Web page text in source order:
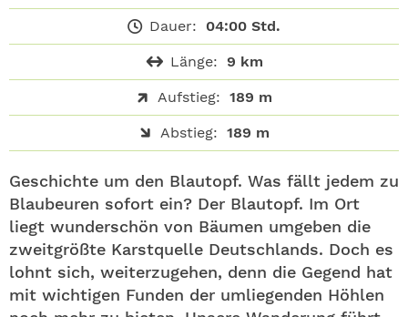
Dauer: 04:00 Std.
Länge: 9 km
Aufstieg: 189 m
Abstieg: 189 m
Geschichte um den Blautopf. Was fällt jedem zu
Blaubeuren sofort ein? Der Blautopf. Im Ort
liegt wunderschön von Bäumen umgeben die
zweitgrößte Karstquelle Deutschlands. Doch es
lohnt sich, weiterzugehen, denn die Gegend hat
mit wichtigen Funden der umliegenden Höhlen
SHOP